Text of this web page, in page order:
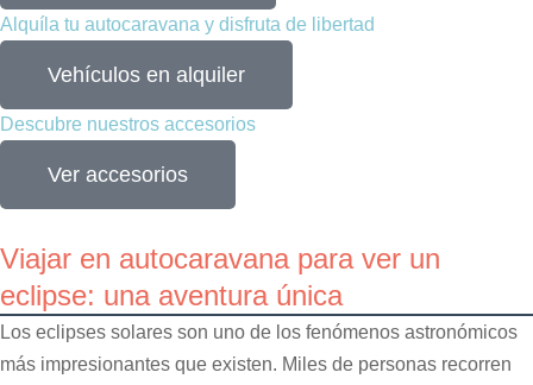
Alquíla tu autocaravana y disfruta de libertad
Vehículos en alquiler
Descubre nuestros accesorios
Ver accesorios
Viajar en autocaravana para ver un
eclipse: una aventura única
Los eclipses solares son uno de los fenómenos astronómicos
más impresionantes que existen. Miles de personas recorren